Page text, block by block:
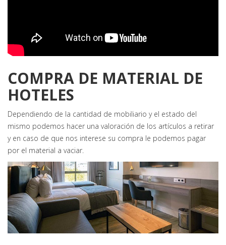
COMPRA DE MATERIAL DE
HOTELES
Dependiendo de la cantidad de mobiliario y el estado del
mismo podemos hacer una valoración de los artículos a retirar
y en caso de que nos interese su compra le podemos pagar
por el material a vaciar.